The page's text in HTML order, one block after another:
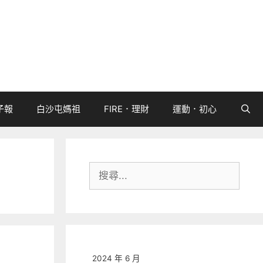
報 白沙屯媽祖 FIRE．理財 運動．初心
尋:
2024 年 6 月